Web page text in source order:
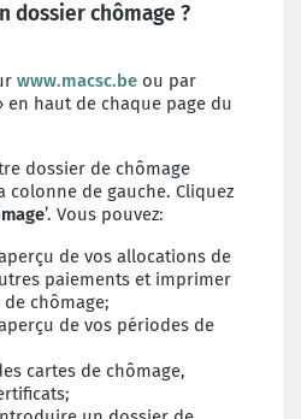
dossier chômage ?
www.macsc.be ou par
en haut de chaque page du
dossier de chômage
colonne de gauche. Cliquez
’. Vous pouvez:
de vos allocations de
paiements et imprimer
chômage;
de vos périodes de
cartes de chômage,